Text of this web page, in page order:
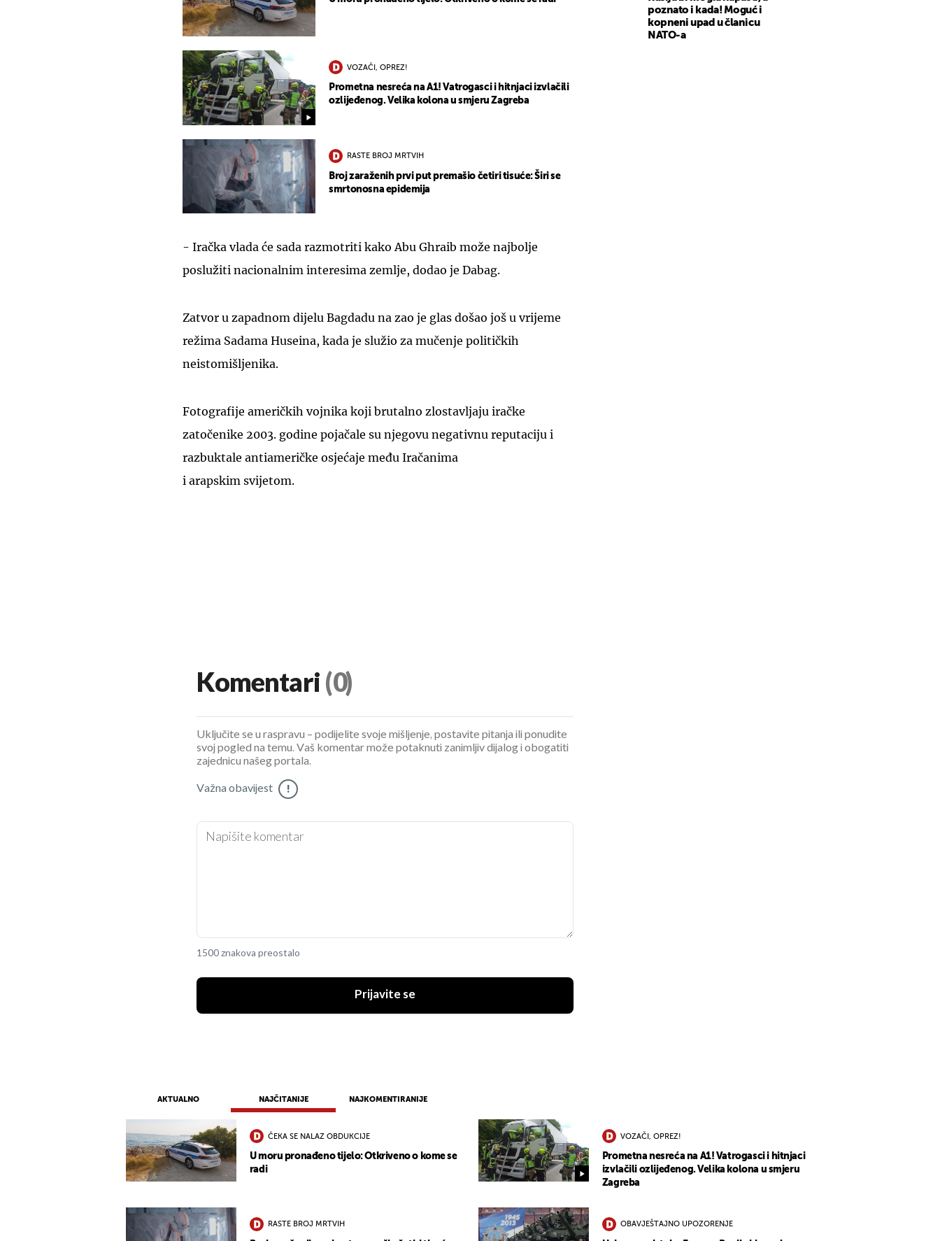
VOZAČI, OPREZ!
Prometna nesreća na A1! Vatrogasci i hitnjaci izvlačili
ozlijeđenog. Velika kolona u smjeru Zagreba
RASTE BROJ MRTVIH
Broj zaraženih prvi put premašio četiri tisuće: Širi se
smrtonosna epidemija
- Iračka vlada će sada razmotriti kako Abu Ghraib može najbolje
poslužiti nacionalnim interesima zemlje, dodao je Dabag.
Zatvor u zapadnom dijelu Bagdadu na zao je glas došao još u vrijeme
režima Sadama Huseina, kada je služio za mučenje političkih
neistomišljenika.
Fotografije američkih vojnika koji brutalno zlostavljaju iračke
zatočenike 2003. godine pojačale su njegovu negativnu reputaciju i
razbuktale antiameričke osjećaje među Iračanima
i arapskim svijetom.
poznato i kada! Moguć i
kopneni upad u članicu
NATO-a
Komentari (0)
Uključite se u raspravu – podijelite svoje mišljenje, postavite pitanja ili ponudite
svoj pogled na temu. Vaš komentar može potaknuti zanimljiv dijalog i obogatiti
zajednicu našeg portala.
Važna obavijest !
1500 znakova preostalo
Prijavite se
AKTUALNO NAJČITANIJE NAJKOMENTIRANIJE
ČEKA SE NALAZ OBDUKCIJE
U moru pronađeno tijelo: Otkriveno o kome se
radi
VOZAČI, OPREZ!
Prometna nesreća na A1! Vatrogasci i hitnjaci
izvlačili ozlijeđenog. Velika kolona u smjeru
Zagreba
RASTE BROJ MRTVIH OBAVJEŠTAJNO UPOZORENJE
UKLJUČITE NOTIFIKACIJE